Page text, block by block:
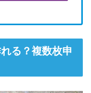
る？複数枚申